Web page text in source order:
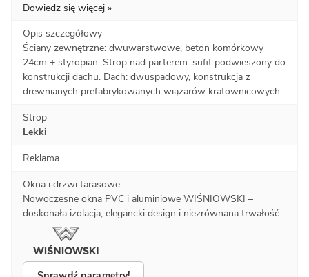
Dowiedz się więcej »
Opis szczegółowy
Ściany zewnętrzne: dwuwarstwowe, beton komórkowy
24cm + styropian. Strop nad parterem: sufit podwieszony do
konstrukcji dachu. Dach: dwuspadowy, konstrukcja z
drewnianych prefabrykowanych wiązarów kratownicowych.
Strop
Lekki
Reklama
Okna i drzwi tarasowe
Nowoczesne okna PVC i aluminiowe WIŚNIOWSKI –
doskonała izolacja, elegancki design i niezrównana trwałość.